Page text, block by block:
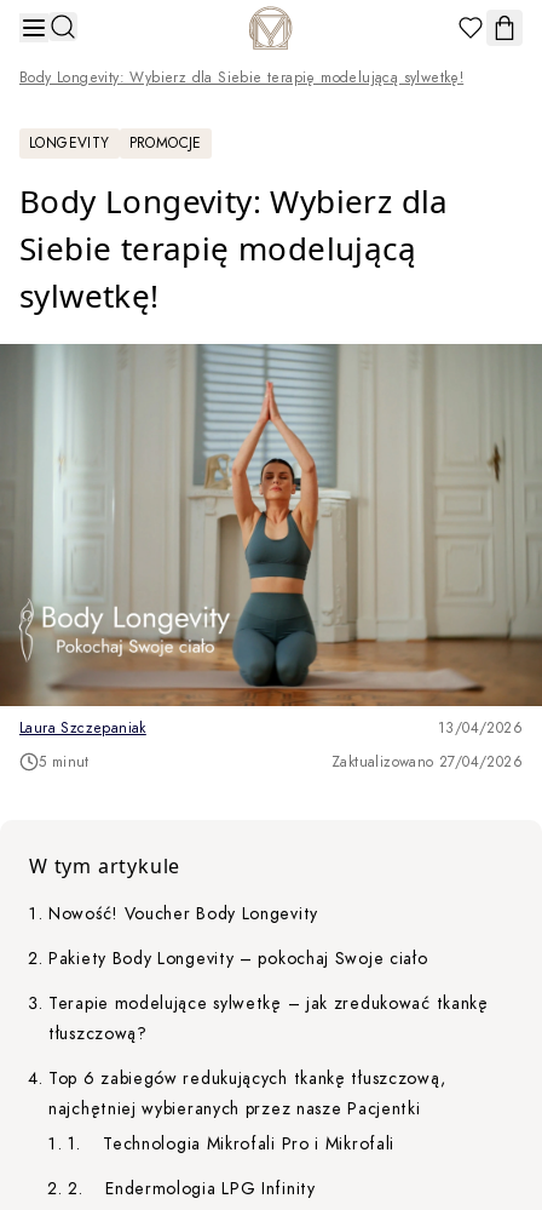
Przejdź do treści
Body Longevity: Wybierz dla Siebie terapię modelującą sylwetkę!
LONGEVITY PROMOCJE
Body Longevity: Wybierz dla
Siebie terapię modelującą
sylwetkę!
Laura Szczepaniak
13/04/2026
5 minut
Zaktualizowano 27/04/2026
W tym artykule
Nowość! Voucher Body Longevity
Pakiety Body Longevity – pokochaj Swoje ciało
Terapie modelujące sylwetkę – jak zredukować tkankę
tłuszczową?
Top 6 zabiegów redukujących tkankę tłuszczową,
najchętniej wybieranych przez nasze Pacjentki
1. Technologia Mikrofali Pro i Mikrofali
2. Endermologia LPG Infinity